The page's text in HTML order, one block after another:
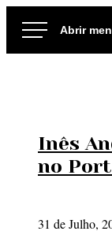
para
o
Inês
no
31 de Julho,